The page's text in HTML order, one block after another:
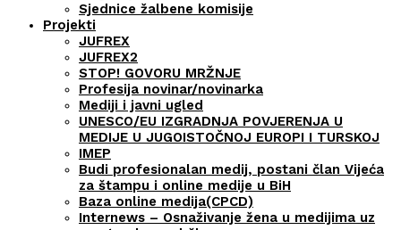
Sjednice žalbene komisije
Projekti
JUFREX
JUFREX2
STOP! GOVORU MRŽNJE
Profesija novinar/novinarka
Mediji i javni ugled
UNESCO/EU IZGRADNJA POVJERENJA U
MEDIJE U JUGOISTOČNOJ EUROPI I TURSKOJ
IMEP
Budi profesionalan medij, postani član Vijeća
za štampu i online medije u BiH
Baza online medija(CPCD)
Internews – Osnaživanje žena u medijima uz